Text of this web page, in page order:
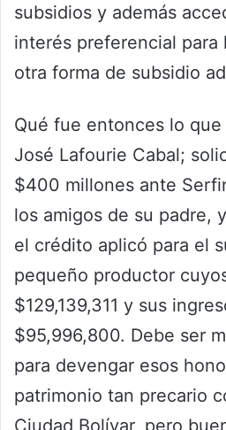
subsidios y además
interés preferencial para
otra forma de subsidio
Qué fue entonces lo
José Lafourie Cabal;
$400 millones ante
los amigos de su padre,
el crédito aplicó para el
pequeño productor
$129,139,311 y sus
$95,996,800. Debe ser
para devengar esos
patrimonio tan precario
Ciudad Bolívar, pero